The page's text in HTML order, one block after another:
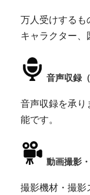
万人受けする
キャラクター、
音声収録
音声収録を承
能です。
動画撮影
撮影機材・撮影